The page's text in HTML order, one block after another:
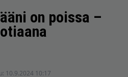
on poissa –
10.9.2024 10:17